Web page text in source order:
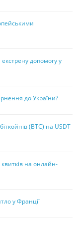
допомогу у
до України?
(BTC) на USDT
на онлайн-
у Франції